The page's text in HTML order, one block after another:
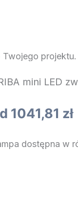
projektu.
mini LED
1041,81 zł
dostępna w